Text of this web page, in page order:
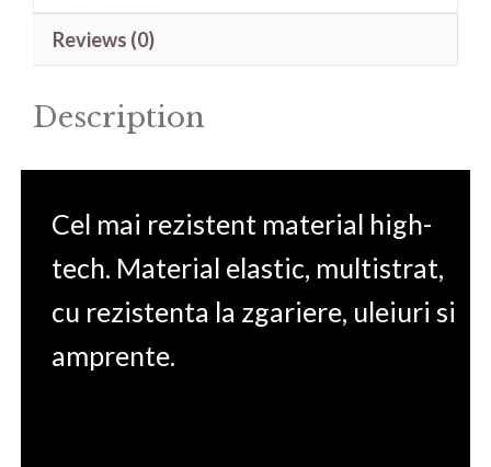
quantity
Reviews (0)
Description
Cel mai rezistent material high-
tech. Material elastic, multistrat,
cu rezistenta la zgariere, uleiuri si
amprente.